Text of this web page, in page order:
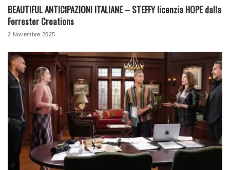
BEAUTIFUL ANTICIPAZIONI ITALIANE – STEFFY licenzia HOPE dalla
Forrester Creations
2 Novembre 2025